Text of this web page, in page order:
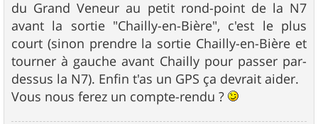
du Grand Veneur au petit rond-point de la N7
avant la sortie "Chailly-en-Bière", c'est le plus
court (sinon prendre la sortie Chailly-en-Bière et
tourner à gauche avant Chailly pour passer par-
dessus la N7). Enfin t'as un GPS ça devrait aider.
Vous nous ferez un compte-rendu ?